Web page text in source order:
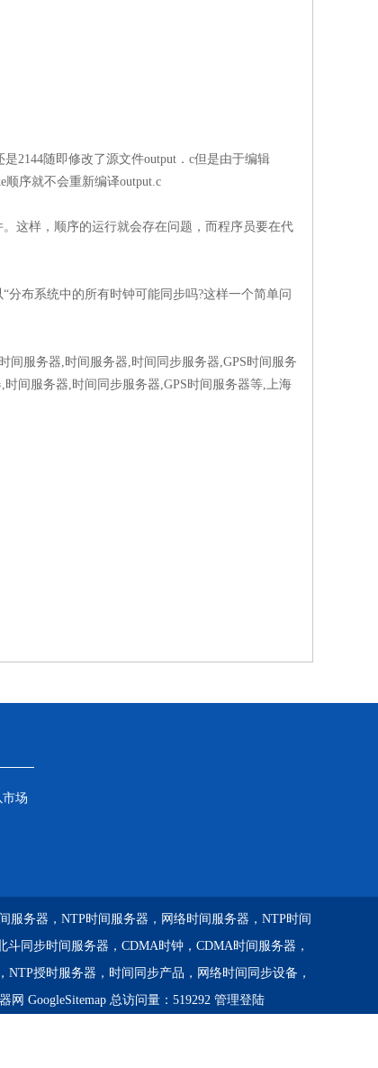
2144随即修改了源文件output．c但是由于编辑
顺序就不会重新编译output.c
这样，顺序的运行就会存在问题，而程序员要在代
布系统中的所有时钟可能同步吗?这样一个简单问
间服务器,时间服务器,时间同步服务器,GPS时间服务
时间服务器,时间同步服务器,GPS时间服务器等,上海
场
服务器，NTP时间服务器，网络时间服务器，NTP时间
同步时间服务器，CDMA时钟，CDMA时间服务器，
授时服务器，时间同步产品，网络时间同步设备，
网 GoogleSitemap总访问量：519292 管理登陆